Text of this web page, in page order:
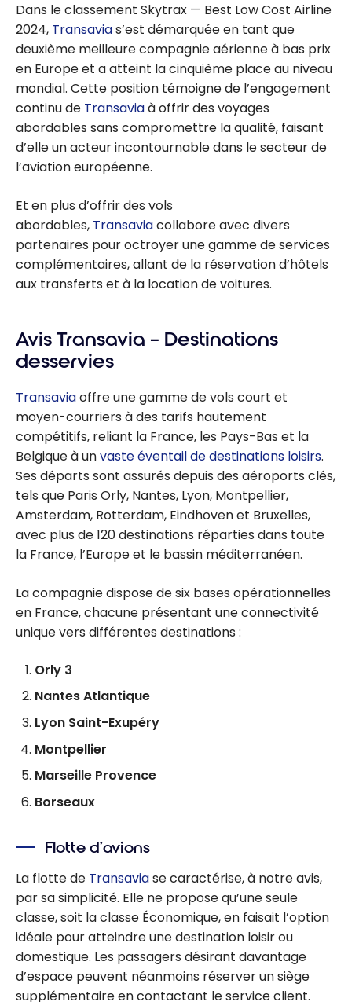
Dans le classement Skytrax — Best Low Cost Airline
2024, Transavias’est démarquée en tant que
deuxième meilleure compagnie aérienne à bas prix
en Europe et a atteint la cinquième place au niveau
mondial. Cette position témoigne de l’engagement
continu de Transaviaà offrir des voyages
abordables sans compromettre la qualité, faisant
d’elle un acteur incontournable dans le secteur de
l’aviation européenne.
Et en plus d’offrir des vols
abordables, Transaviacollabore avec divers
partenaires pour octroyer une gamme de services
complémentaires, allant de la réservation d’hôtels
aux transferts et à la location de voitures.
Avis Transavia – Destinations
desservies
Transaviaoffre une gamme de vols court et
moyen-courriers à des tarifs hautement
compétitifs, reliant la France, les Pays-Bas et la
Belgique à unvaste éventail de destinations loisirs.
Ses départs sont assurés depuis des aéroports clés,
tels que Paris Orly, Nantes, Lyon, Montpellier,
Amsterdam, Rotterdam, Eindhoven et Bruxelles,
avec plus de 120 destinations réparties dans toute
la France, l’Europe et le bassin méditerranéen.
La compagnie dispose de six bases opérationnelles
en France, chacune présentant une connectivité
unique vers différentes destinations :
Orly 3
Nantes Atlantique
Lyon Saint-Exupéry
Montpellier
Marseille Provence
Borseaux
Flotte d’avions
La flotte de Transaviase caractérise, à notre avis,
par sa simplicité. Elle ne propose qu’une seule
classe, soit la classe Économique, en faisait l’option
idéale pour atteindre une destination loisir ou
domestique. Les passagers désirant davantage
d’espace peuvent néanmoins réserver un siège
supplémentaire en contactant le service client.